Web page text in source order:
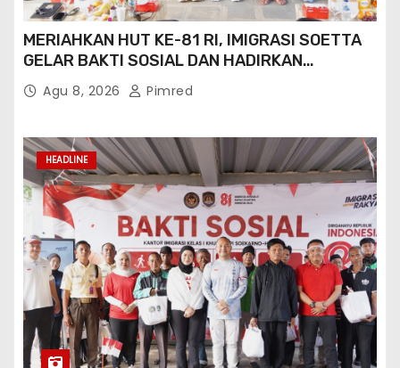
MERIAHKAN HUT KE-81 RI, IMIGRASI SOETTA
GELAR BAKTI SOSIAL DAN HADIRKAN
LAYANAN PASPOR DI AKHIR PEKAN
Agu 8, 2026 Pimred
HEADLINE